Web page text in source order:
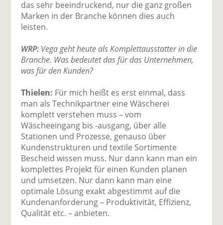
das sehr beeindruckend, nur die ganz großen
Marken in der Branche können dies auch
leisten.
WRP: Vega geht heute als Komplettausstatter in die
Branche. Was bedeutet das für das Unternehmen,
was für den Kunden?
Thielen: Für mich heißt es erst einmal, dass
man als Technikpartner eine Wäscherei
komplett verstehen muss – vom
Wäscheeingang bis -ausgang, über alle
Stationen und Prozesse, genauso über
Kundenstrukturen und textile Sortimente
Bescheid wissen muss. Nur dann kann man ein
komplettes Projekt für einen Kunden planen
und umsetzen. Nur dann kann man eine
optimale Lösung exakt abgestimmt auf die
Kundenanforderung – Produktivität, Effizienz,
Qualität etc. – anbieten.